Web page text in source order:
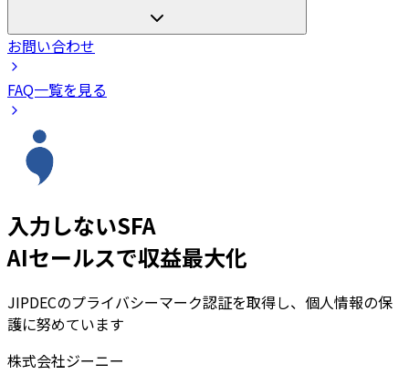
お問い合わせ
FAQ一覧を見る
入力しないSFA
AIセールスで収益最大化
JIPDECのプライバシーマーク認証を取得し、個人情報の保
護に努めています
株式会社ジーニー